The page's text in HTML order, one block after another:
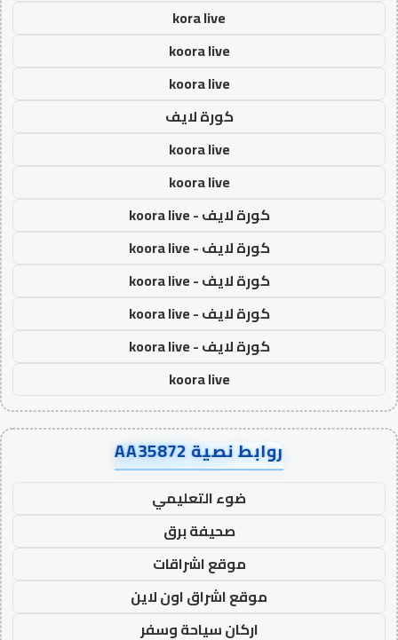
kora live
koora live
koora live
كورة لايف
koora live
koora live
كورة لايف - koora live
كورة لايف - koora live
كورة لايف - koora live
كورة لايف - koora live
كورة لايف - koora live
koora live
روابط نصية AA35872
ضوء التعليمي
صحيفة برق
موقع اشراقات
موقع اشراق اون لاين
اركان سياحة وسفر